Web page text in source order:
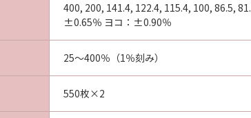
400, 200, 141.4, 122.4, 115.4, 100, 86.5,
±0.65％ ヨコ：±0.90％
25～400％（1％刻み）
550枚×2